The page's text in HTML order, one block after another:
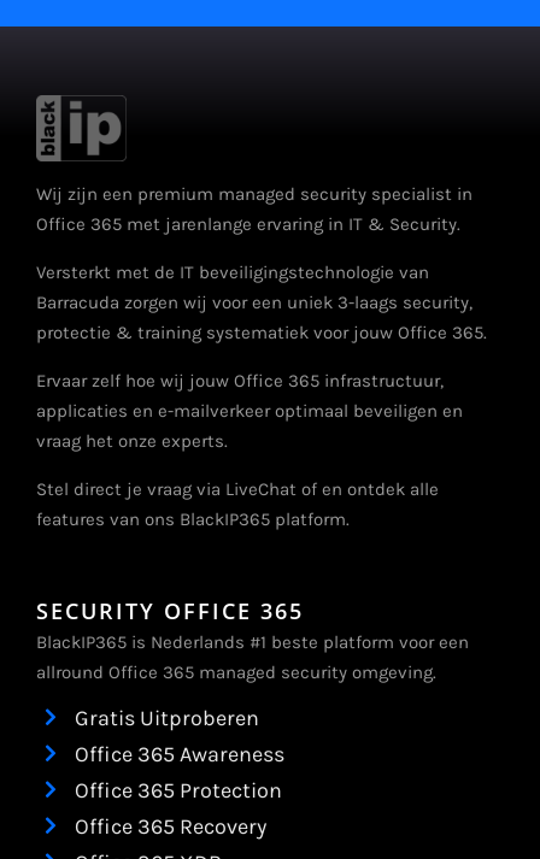
Wij zijn een premium managed security specialist in
Office 365 met jarenlange ervaring in IT & Security.
Versterkt met de IT beveiligingstechnologie van
Barracuda zorgen wij voor een uniek 3-laags security,
protectie & training systematiek voor jouw Office 365.
Ervaar zelf hoe wij jouw Office 365 infrastructuur,
applicaties en e-mailverkeer optimaal beveiligen en
vraag het onze experts.
Stel direct je vraag via LiveChat of en ontdek alle
features van ons BlackIP365 platform.
SECURITY OFFICE 365
BlackIP365 is Nederlands #1 beste platform voor een
allround Office 365 managed security omgeving.
Gratis Uitproberen
Office 365 Awareness
Office 365 Protection
Office 365 Recovery